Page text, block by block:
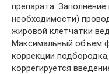
препарата.
необходимости)
жировой клетчатки
Максимальный объем
коррекции
коррегируется